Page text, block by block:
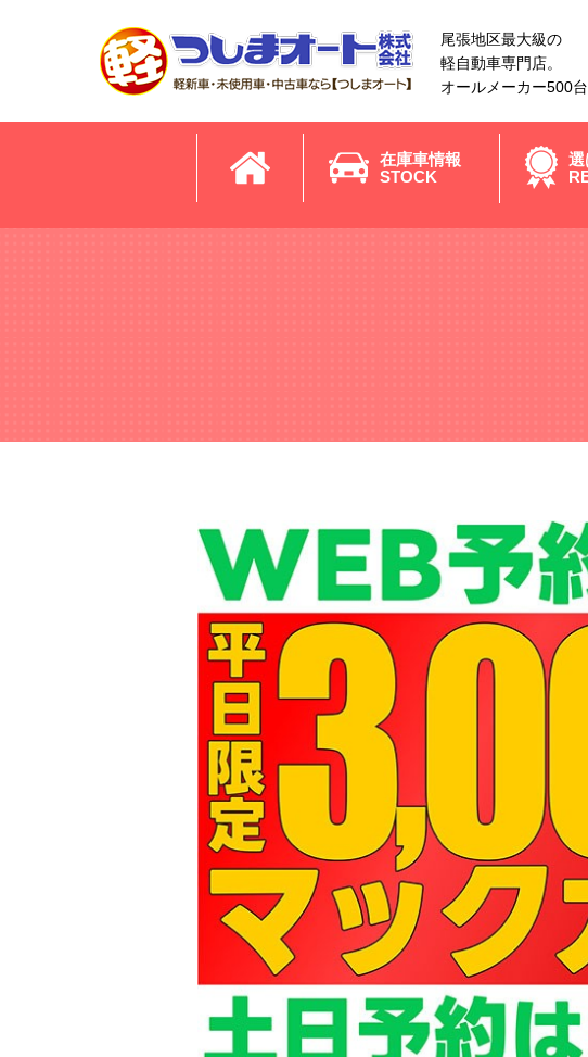
尾張地区最大級の
軽自動車専門店。
オールメーカー500台
在庫車情報
STOCK
選